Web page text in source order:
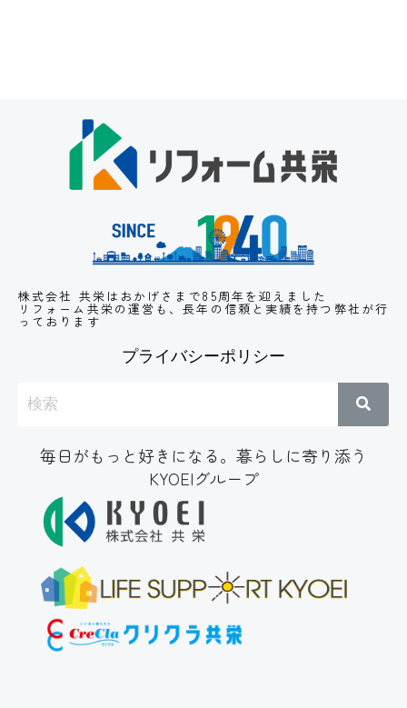
株式会社 共栄はおかげさまで85周年を迎えました
リフォーム共栄の運営も、長年の信頼と実績を持つ弊社が行
っております
プライバシーポリシー
毎日がもっと好きになる。暮らしに寄り添う
KYOEIグループ